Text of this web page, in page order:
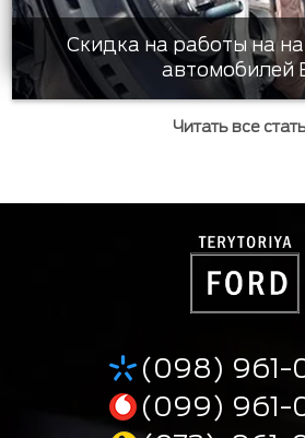
Скидка на работы на
автомобилей
Читать все
(098) 961-
(099) 961-